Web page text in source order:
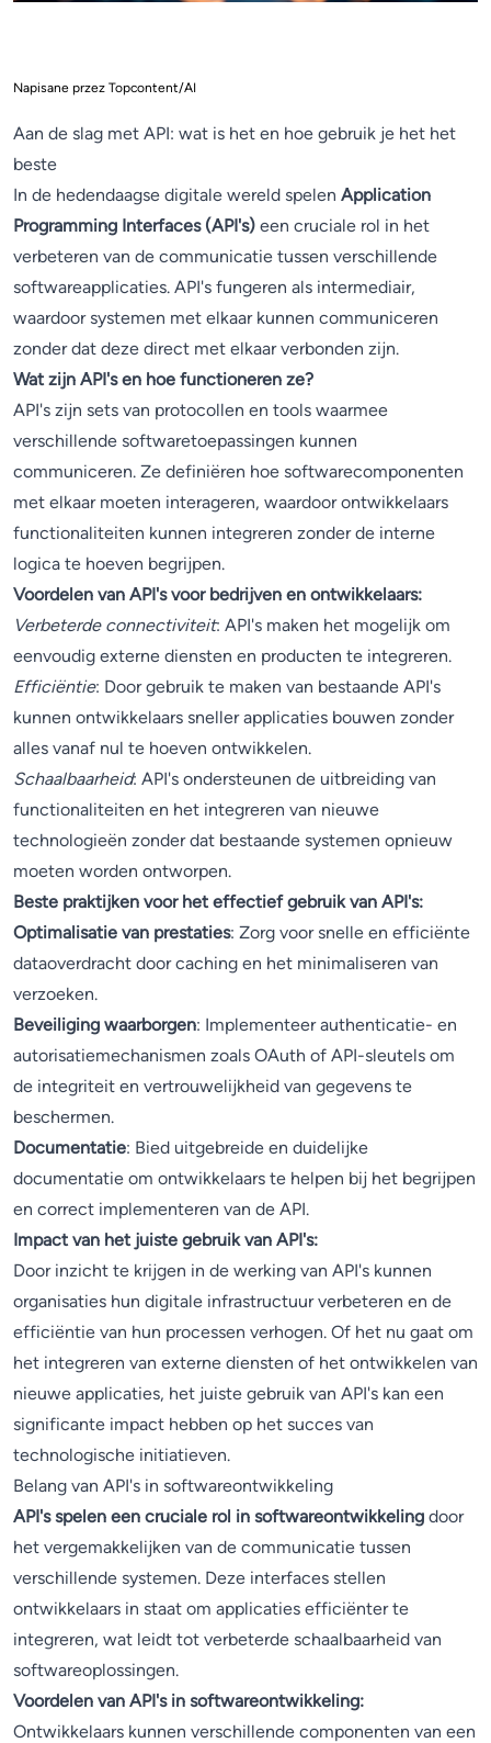
Napisane przez Topcontent/AI
Aan de slag met API: wat is het en hoe gebruik je het het
beste
In de hedendaagse digitale wereld spelen Application
Programming Interfaces (API's) een cruciale rol in het
verbeteren van de communicatie tussen verschillende
softwareapplicaties. API's fungeren als intermediair,
waardoor systemen met elkaar kunnen communiceren
zonder dat deze direct met elkaar verbonden zijn.
Wat zijn API's en hoe functioneren ze?
API's zijn sets van protocollen en tools waarmee
verschillende softwaretoepassingen kunnen
communiceren. Ze definiëren hoe softwarecomponenten
met elkaar moeten interageren, waardoor ontwikkelaars
functionaliteiten kunnen integreren zonder de interne
logica te hoeven begrijpen.
Voordelen van API's voor bedrijven en ontwikkelaars:
Verbeterde connectiviteit: API's maken het mogelijk om
eenvoudig externe diensten en producten te integreren.
Efficiëntie: Door gebruik te maken van bestaande API's
kunnen ontwikkelaars sneller applicaties bouwen zonder
alles vanaf nul te hoeven ontwikkelen.
Schaalbaarheid: API's ondersteunen de uitbreiding van
functionaliteiten en het integreren van nieuwe
technologieën zonder dat bestaande systemen opnieuw
moeten worden ontworpen.
Beste praktijken voor het effectief gebruik van API's:
Optimalisatie van prestaties: Zorg voor snelle en efficiënte
dataoverdracht door caching en het minimaliseren van
verzoeken.
Beveiliging waarborgen: Implementeer authenticatie- en
autorisatiemechanismen zoals OAuth of API-sleutels om
de integriteit en vertrouwelijkheid van gegevens te
beschermen.
Documentatie: Bied uitgebreide en duidelijke
documentatie om ontwikkelaars te helpen bij het begrijpen
en correct implementeren van de API.
Impact van het juiste gebruik van API's:
Door inzicht te krijgen in de werking van API's kunnen
organisaties hun digitale infrastructuur verbeteren en de
efficiëntie van hun processen verhogen. Of het nu gaat om
het integreren van externe diensten of het ontwikkelen van
nieuwe applicaties, het juiste gebruik van API's kan een
significante impact hebben op het succes van
technologische initiatieven.
Belang van API's in softwareontwikkeling
API's spelen een cruciale rol in softwareontwikkeling door
het vergemakkelijken van de communicatie tussen
verschillende systemen. Deze interfaces stellen
ontwikkelaars in staat om applicaties efficiënter te
integreren, wat leidt tot verbeterde schaalbaarheid van
softwareoplossingen.
Voordelen van API's in softwareontwikkeling:
Ontwikkelaars kunnen verschillende componenten van een